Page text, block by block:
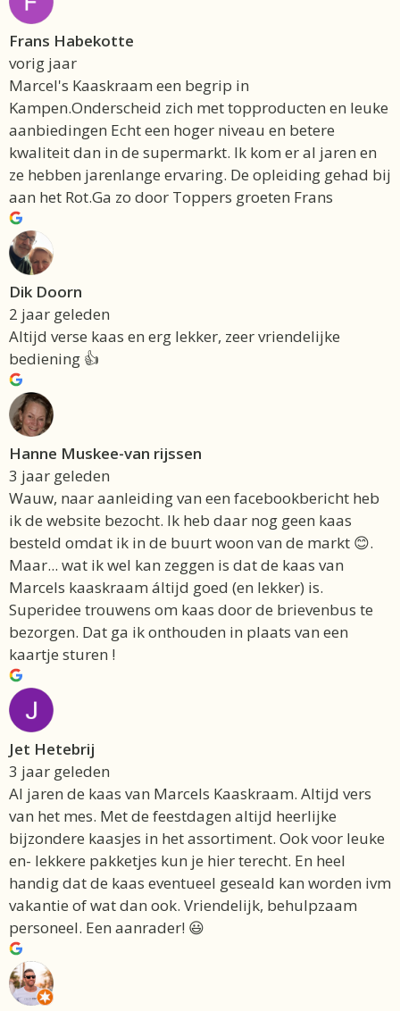
Frans Habekotte
vorig jaar
Marcel's Kaaskraam een begrip in
Kampen.Onderscheid zich met topproducten en leuke
aanbiedingen Echt een hoger niveau en betere
kwaliteit dan in de supermarkt. Ik kom er al jaren en
ze hebben jarenlange ervaring. De opleiding gehad bij
aan het Rot.Ga zo door Toppers groeten Frans
Dik Doorn
2 jaar geleden
Altijd verse kaas en erg lekker, zeer vriendelijke
bediening 👍
Hanne Muskee-van rijssen
3 jaar geleden
Wauw, naar aanleiding van een facebookbericht heb
ik de website bezocht. Ik heb daar nog geen kaas
besteld omdat ik in de buurt woon van de markt 😊.
Maar... wat ik wel kan zeggen is dat de kaas van
Marcels kaaskraam áltijd goed (en lekker) is.
Superidee trouwens om kaas door de brievenbus te
bezorgen. Dat ga ik onthouden in plaats van een
kaartje sturen !
Jet Hetebrij
3 jaar geleden
Al jaren de kaas van Marcels Kaaskraam. Altijd vers
van het mes. Met de feestdagen altijd heerlijke
bijzondere kaasjes in het assortiment. Ook voor leuke
en- lekkere pakketjes kun je hier terecht. En heel
handig dat de kaas eventueel geseald kan worden ivm
vakantie of wat dan ook. Vriendelijk, behulpzaam
personeel. Een aanrader! 😃